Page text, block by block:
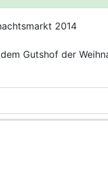
2014
Gutshof der